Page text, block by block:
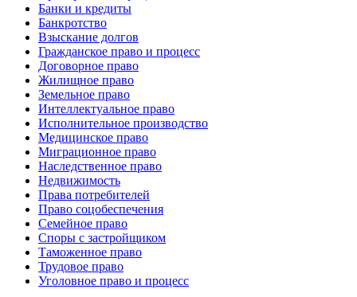
Банки и кредиты
Банкротство
Взыскание долгов
Гражданское право и процесс
Договорное право
Жилищное право
Земельное право
Интеллектуальное право
Исполнительное производство
Медицинское право
Миграционное право
Наследственное право
Недвижимость
Права потребителей
Право соцобеспечения
Семейное право
Споры с застройщиком
Таможенное право
Трудовое право
Уголовное право и процесс